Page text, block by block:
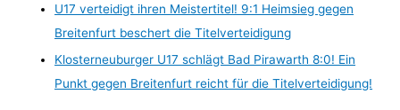
U17 verteidigt ihren Meistertitel! 9:1 Heimsieg gegen
Breitenfurt beschert die Titelverteidigung
Klosterneuburger U17 schlägt Bad Pirawarth 8:0! Ein
Punkt gegen Breitenfurt reicht für die Titelverteidigung!